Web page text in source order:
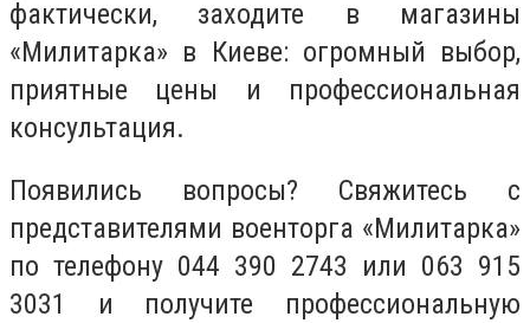
фактически, заходите в магазины
«Милитарка» в Киеве: огромный выбор,
приятные цены и профессиональная
консультация.
Появились вопросы? Свяжитесь с
представителями военторга «Милитарка»
по телефону 044 390 2743 или 063 915
3031 и получите профессиональную